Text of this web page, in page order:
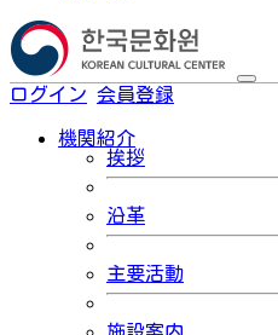
ログイン 会員登録
機関紹介
挨拶
沿革
主要活動